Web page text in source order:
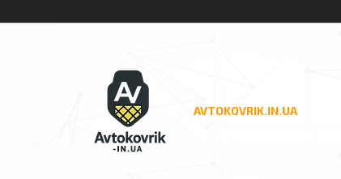
AVTOKOVRIK.IN.UA